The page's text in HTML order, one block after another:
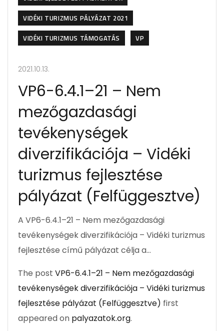
VIDÉKI TURIZMUS PÁLYÁZAT 2021
VIDÉKI TURIZMUS TÁMOGATÁS
VP
2021.10.13.
VP6-6.4.1–21 – Nem
mezőgazdasági
tevékenységek
diverzifikációja – Vidéki
turizmus fejlesztése
pályázat (Felfüggesztve)
A VP6-6.4.1–21 – Nem mezőgazdasági
tevékenységek diverzifikációja – Vidéki turizmus
fejlesztése című pályázat célja a…
The post VP6-6.4.1–21 – Nem mezőgazdasági
tevékenységek diverzifikációja – Vidéki turizmus
fejlesztése pályázat (Felfüggesztve) first
appeared on palyazatok.org.